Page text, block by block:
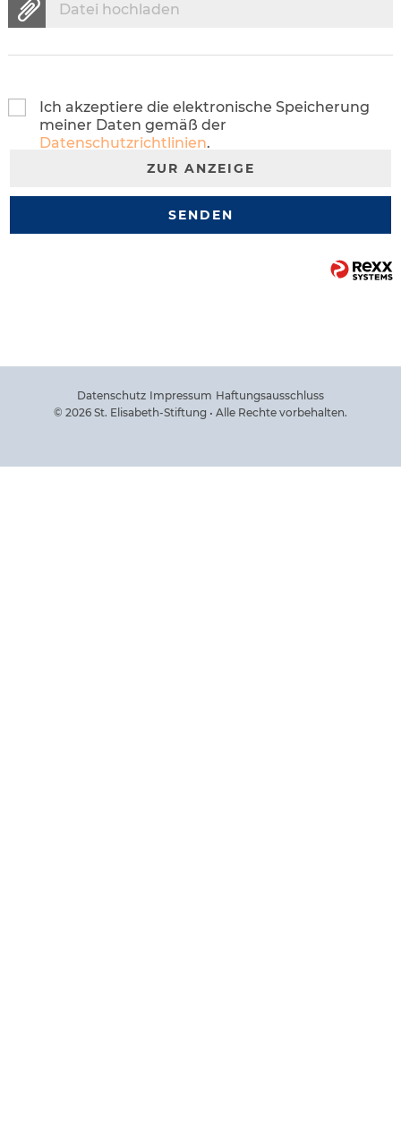
Datei hochladen
Ich akzeptiere die elektronische Speicherung
meiner Daten gemäß der
Datenschutzrichtlinien.
ZUR ANZEIGE
SENDEN
Datenschutz Impressum Haftungsausschluss
© 2026 St. Elisabeth-Stiftung • Alle Rechte vorbehalten.